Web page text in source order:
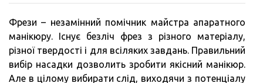
Фрези – незамінний помічник майстра апаратного
манікюру. Існує безліч фрез з різного матеріалу,
різної твердості і для всіляких завдань. Правильний
вибір насадки дозволить зробити якісний манікюр.
Але в цілому вибирати слід, виходячи з потенціалу